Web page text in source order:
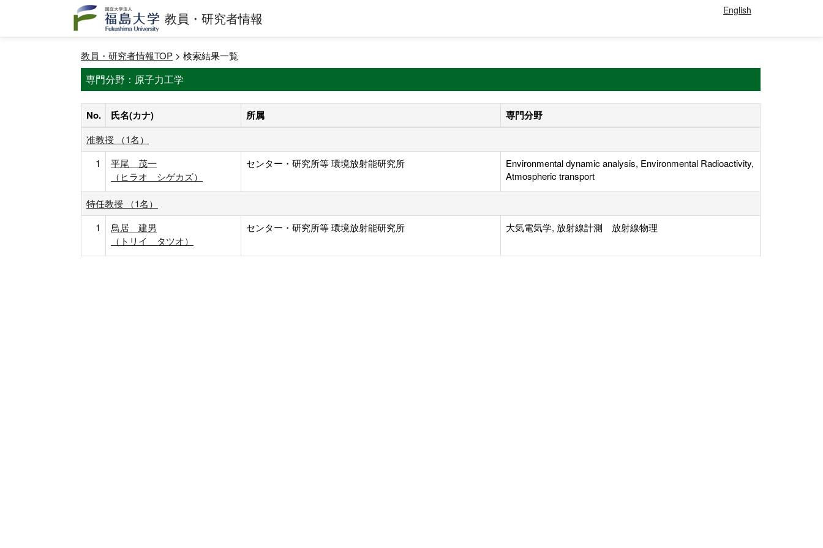
教員・研究者情報 English
教員・研究者情報TOP > 検索結果一覧
専門分野：原子力工学
No. 氏名(カナ) 所属 専門分野
准教授 （1名）
1
平尾 茂一
（ヒラオ シゲカズ）
センター・研究所等 環境放射能研究所
Environmental dynamic analysis, Environmental Radioactivity,
Atmospheric transport
特任教授 （1名）
1
鳥居 建男
（トリイ タツオ）
センター・研究所等 環境放射能研究所 大気電気学, 放射線計測 放射線物理